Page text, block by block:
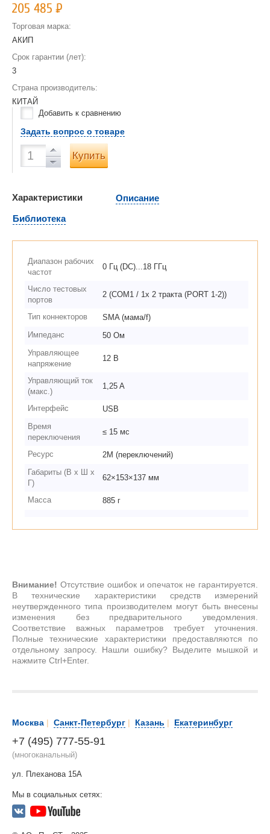
205 485Р
Торговая марка:
АКИП
Срок гарантии (лет):
3
Страна производитель:
КИТАЙ
Добавить к сравнению
Задать вопрос о товаре
Купить
Характеристики
Описание
Библиотека
Диапазон рабочих
частот
0 Гц (DC)...18 ГГц
Число тестовых
портов
2 (COM1 / 1х 2 тракта (PORT 1-2))
Тип коннекторов
SMA (мама/f)
Импеданс
50 Ом
Управляющее
напряжение
12 В
Управляющий ток
(макс.)
1,25 A
Интерфейс
USB
Время
переключения
≤ 15 мс
Ресурс
2М (переключений)
Габариты (В х Ш х
Г)
62×153×137 мм
Масса 885 г
Внимание! Отсутствие ошибок и опечаток не гарантируется.
В технические характеристики средств измерений
неутвержденного типа производителем могут быть внесены
изменения без предварительного уведомления.
Соответствие важных параметров требует уточнения.
Полные технические характеристики предоставляются по
отдельному запросу. Нашли ошибку? Выделите мышкой и
нажмите Ctrl+Enter.
Москва | Санкт-Петербург | Казань | Екатеринбург
+7 (495) 777-55-91
(многоканальный)
ул. Плеханова 15А
Мы в социальных сетях: